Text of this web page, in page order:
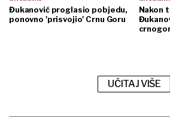
Đukanović proglasio pobjedu,
ponovno 'prisvojio' Crnu Goru
Nakon
UČITAJ VIŠE